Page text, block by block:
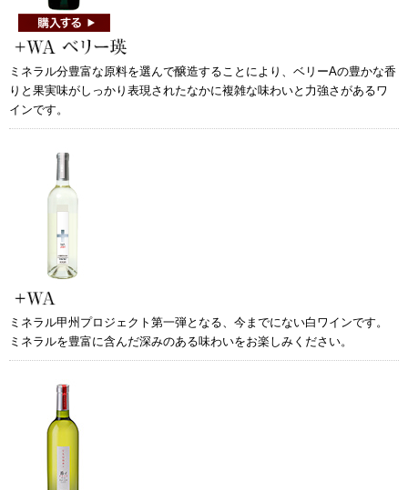
ミネラル分豊富な原料を選んで醸造することにより、ベリーAの豊かな香
りと果実味がしっかり表現されたなかに複雑な味わいと力強さがあるワ
インです。
ミネラル甲州プロジェクト第一弾となる、今までにない白ワインです。
ミネラルを豊富に含んだ深みのある味わいをお楽しみください。